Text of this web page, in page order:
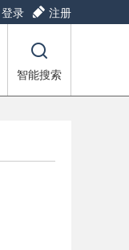
登录 注册
智能搜索